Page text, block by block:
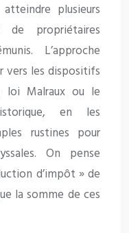
plusieurs
de propriétaires
L’approche
vers les dispositifs
loi Malraux ou le
en les
rustines pour
On pense
d’impôt » de
la somme de ces